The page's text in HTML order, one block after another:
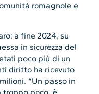
romagnole e
a fine 2024, su
in sicurezza del
poco più di un
diritto ha ricevuto
“Un passo in
troppo poco, è